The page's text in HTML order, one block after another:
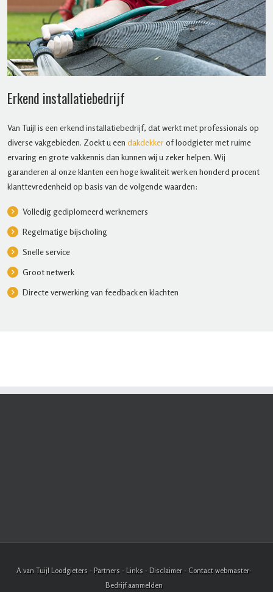
Erkend installatiebedrijf
Van Tuijl is een erkend installatiebedrijf, dat werkt met professionals op
diverse vakgebieden. Zoekt u een dakdekkerof loodgieter met ruime
ervaring en grote vakkennis dan kunnen wij u zeker helpen. Wij
garanderen al onze klanten een hoge kwaliteit werk en honderd procent
klanttevredenheid op basis van de volgende waarden:
Volledig gediplomeerd werknemers
Regelmatige bijscholing
Snelle service
Groot netwerk
Directe verwerking van feedback en klachten
A van Tuijl Loodgieters - Partners - Links - Disclaimer- Contact webmaster-
Bedrijf aanmelden